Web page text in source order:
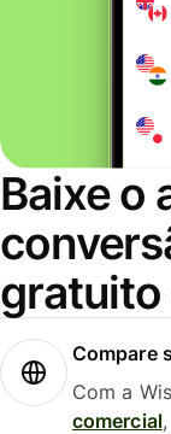
Baixe o
gratuito
Compare
Com a
comercial